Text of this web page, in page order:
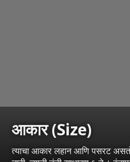
आकार (Size)
त्याचा आकार लहान आणि पसरट